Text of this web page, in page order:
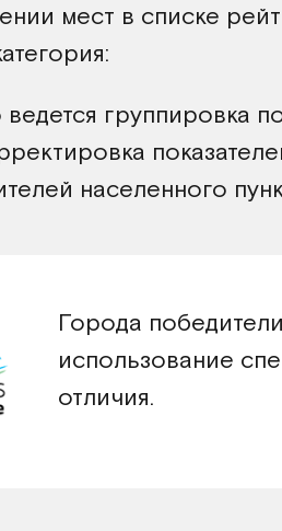
мест в списке
группировка
населенного
Города
использование
отличия.